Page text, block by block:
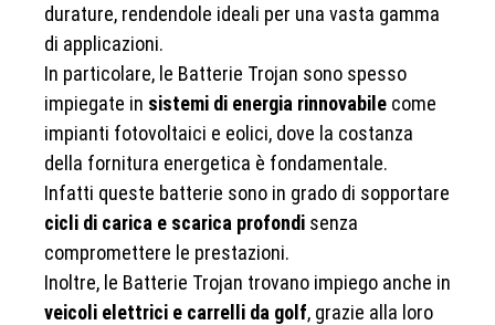
durature, rendendole ideali per una vasta gamma
di applicazioni.
In particolare, le Batterie Trojan sono spesso
impiegate in sistemi di energia rinnovabile come
impianti fotovoltaici e eolici, dove la costanza
della fornitura energetica è fondamentale.
Infatti queste batterie sono in grado di sopportare
cicli di carica e scarica profondi senza
compromettere le prestazioni.
Inoltre, le Batterie Trojan trovano impiego anche in
veicoli elettrici e carrelli da golf, grazie alla loro